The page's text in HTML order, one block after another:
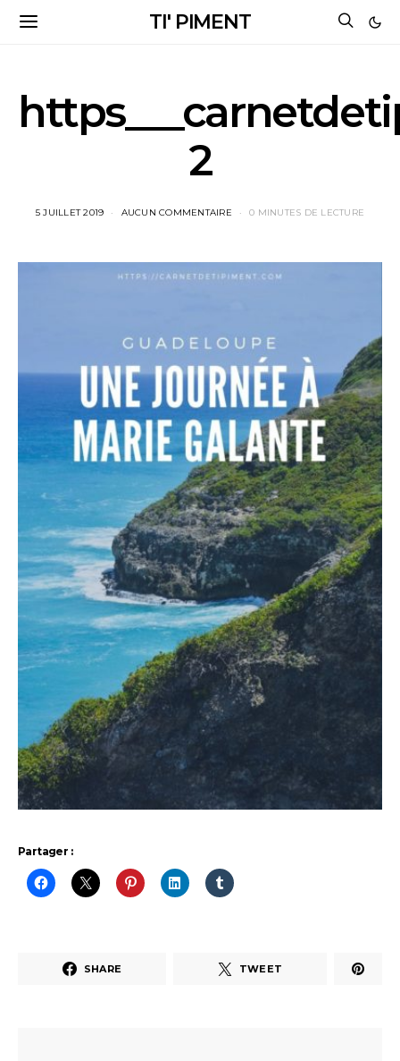
TI' PIMENT
2
5 JUILLET 2019 AUCUN COMMENTAIRE 0 MINUTES DE LECTURE
Partager :
SHARE TWEET